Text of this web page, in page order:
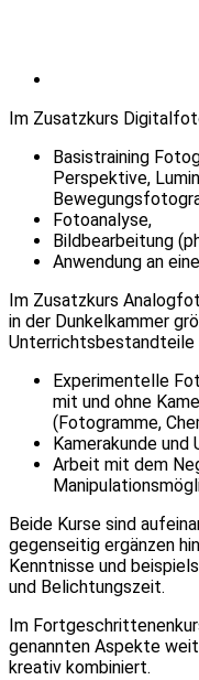
Im Zusatzkurs
Basistraining
Perspektive,
Fotoanalyse,
Bildbearbeitung
Anwendung an
Im Zusatzkurs
in der Dunkelkammer
Unterrichtsbestandteile
Experimentelle
mit und ohne
(Fotogramme,
Kamerakunde
Arbeit mit dem
Beide Kurse sind
gegenseitig ergänzen
Kenntnisse und
und Belichtungszeit.
Im
genannten Aspekte
kreativ kombiniert.